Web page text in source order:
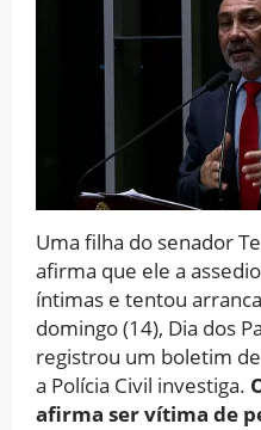
Uma filha do senador
afirma que ele a
íntimas e tentou
domingo (14), Dia dos
registrou um boletim
a Polícia Civil investiga.
afirma ser vítima de